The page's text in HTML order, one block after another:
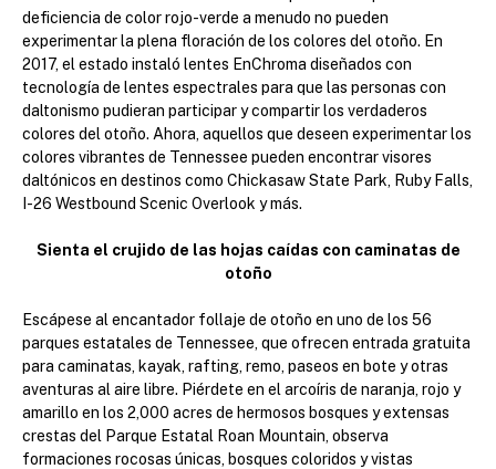
deficiencia de color rojo-verde a menudo no pueden
experimentar la plena floración de los colores del otoño. En
2017, el estado instaló lentes EnChroma diseñados con
tecnología de lentes espectrales para que las personas con
daltonismo pudieran participar y compartir los verdaderos
colores del otoño. Ahora, aquellos que deseen experimentar los
colores vibrantes de Tennessee pueden encontrar visores
daltónicos en destinos como Chickasaw State Park, Ruby Falls,
I-26 Westbound Scenic Overlook y más.
Sienta el crujido de las hojas caídas con caminatas de
otoño
Escápese al encantador follaje de otoño en uno de los 56
parques estatales de Tennessee, que ofrecen entrada gratuita
para caminatas, kayak, rafting, remo, paseos en bote y otras
aventuras al aire libre. Piérdete en el arcoíris de naranja, rojo y
amarillo en los 2,000 acres de hermosos bosques y extensas
crestas del Parque Estatal Roan Mountain, observa
formaciones rocosas únicas, bosques coloridos y vistas